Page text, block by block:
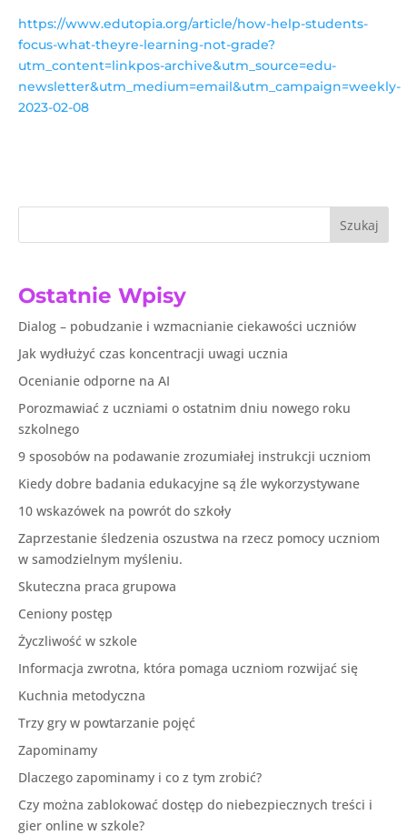
https://www.edutopia.org/article/how-help-students-
focus-what-theyre-learning-not-grade?
utm_content=linkpos-archive&utm_source=edu-
newsletter&utm_medium=email&utm_campaign=weekly-
2023-02-08
Szukaj
Ostatnie Wpisy
Dialog – pobudzanie i wzmacnianie ciekawości uczniów
Jak wydłużyć czas koncentracji uwagi ucznia
Ocenianie odporne na AI
Porozmawiać z uczniami o ostatnim dniu nowego roku
szkolnego
9 sposobów na podawanie zrozumiałej instrukcji uczniom
Kiedy dobre badania edukacyjne są źle wykorzystywane
10 wskazówek na powrót do szkoły
Zaprzestanie śledzenia oszustwa na rzecz pomocy uczniom
w samodzielnym myśleniu.
Skuteczna praca grupowa
Ceniony postęp
Życzliwość w szkole
Informacja zwrotna, która pomaga uczniom rozwijać się
Kuchnia metodyczna
Trzy gry w powtarzanie pojęć
Zapominamy
Dlaczego zapominamy i co z tym zrobić?
Czy można zablokować dostęp do niebezpiecznych treści i
gier online w szkole?